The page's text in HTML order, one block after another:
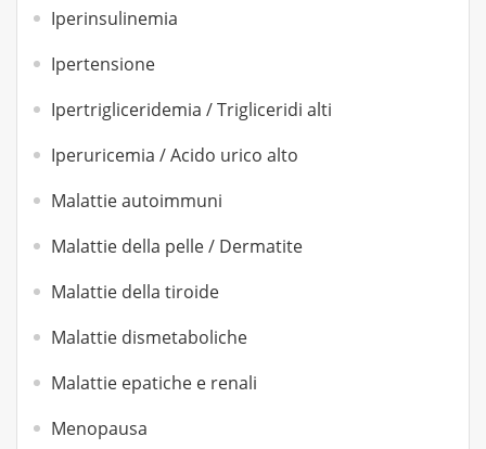
Iperinsulinemia
Ipertensione
Ipertrigliceridemia / Trigliceridi alti
Iperuricemia / Acido urico alto
Malattie autoimmuni
Malattie della pelle / Dermatite
Malattie della tiroide
Malattie dismetaboliche
Malattie epatiche e renali
Menopausa